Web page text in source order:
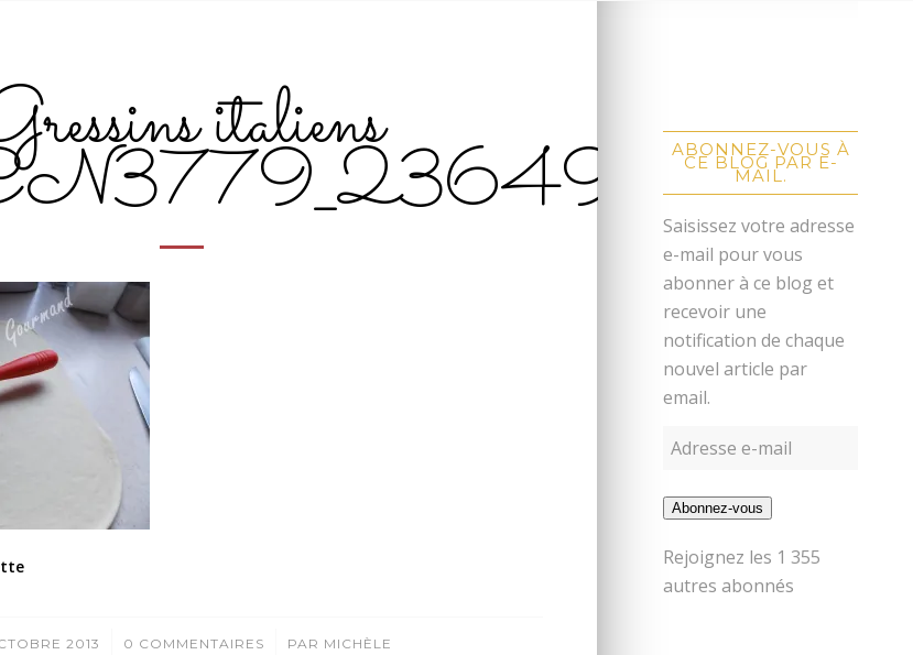
italiens
2013
/ 0 COMMENTAIRES
/ PAR MICHÈLE
ABONNEZ-VOUS À
CE BLOG PAR E-
MAIL.
Saisissez votre adresse
e-mail pour vous
abonner à ce blog et
recevoir une
notification de chaque
nouvel article par
email.
Abonnez-vous
Rejoignez les 1 355
autres abonnés